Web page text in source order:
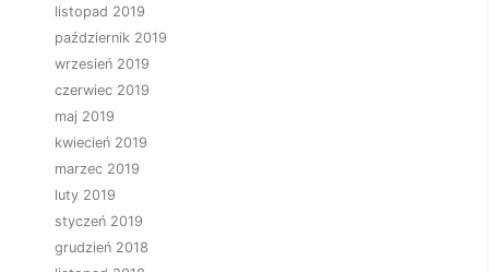
listopad 2019
październik 2019
wrzesień 2019
czerwiec 2019
maj 2019
kwiecień 2019
marzec 2019
luty 2019
styczeń 2019
grudzień 2018